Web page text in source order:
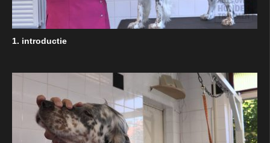
1. introductie